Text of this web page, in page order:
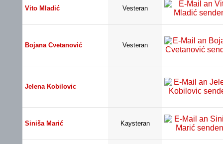
Vito Mladić Vesteran
Bojana Cvetanović Vesteran
Jelena Kobilovic
Siniša Marić Kaysteran